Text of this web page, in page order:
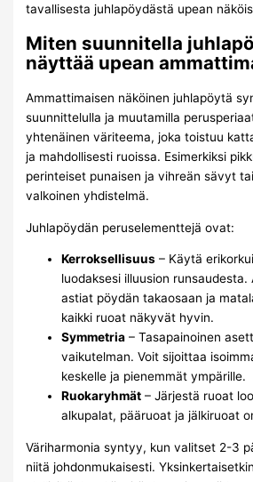
tavallisesta juhlapöydästä upean
Miten suunnitella
näyttää upean
Ammattimaisen näköinen juhlapöytä
suunnittelulla ja muutamilla
yhtenäinen väriteema, joka toistuu
ja mahdollisesti ruoissa. Esimerkiksi
perinteiset punaisen ja vihreän sävyt
valkoinen yhdistelmä.
Juhlapöydän peruselementtejä ovat:
Kerroksellisuus – Käytä
luodaksesi illuusion
astiat pöydän takaosaan ja
kaikki ruoat näkyvät hyvin.
Symmetria – Tasapainoinen
vaikutelman. Voit sijoittaa
keskelle ja pienemmät ympärille.
Ruokaryhmät – Järjestä ruoat
alkupalat, pääruoat ja jälkiruoat
Väriharmonia syntyy, kun valitset 2-3
niitä johdonmukaisesti.